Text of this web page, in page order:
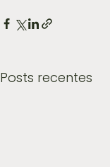
Posts recentes